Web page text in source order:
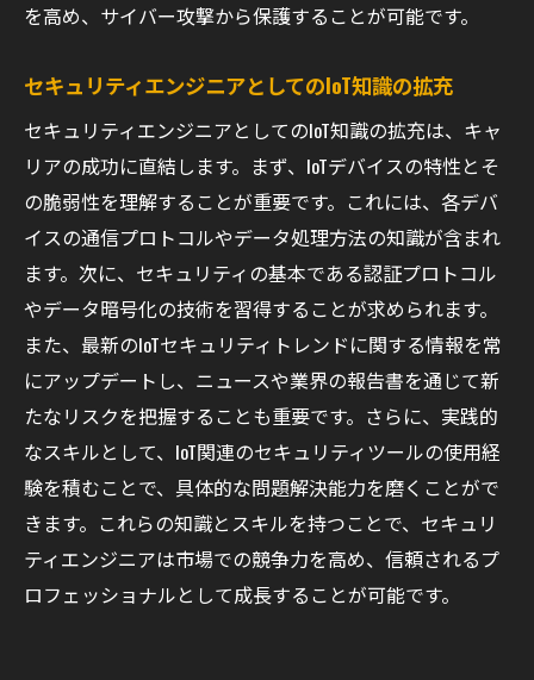
を高め、サイバー攻撃から保護することが可能です。
セキュリティエンジニアとしてのIoT知識の拡充
セキュリティエンジニアとしてのIoT知識の拡充は、キャ
リアの成功に直結します。まず、IoTデバイスの特性とそ
の脆弱性を理解することが重要です。これには、各デバ
イスの通信プロトコルやデータ処理方法の知識が含まれ
ます。次に、セキュリティの基本である認証プロトコル
やデータ暗号化の技術を習得することが求められます。
また、最新のIoTセキュリティトレンドに関する情報を常
にアップデートし、ニュースや業界の報告書を通じて新
たなリスクを把握することも重要です。さらに、実践的
なスキルとして、IoT関連のセキュリティツールの使用経
験を積むことで、具体的な問題解決能力を磨くことがで
きます。これらの知識とスキルを持つことで、セキュリ
ティエンジニアは市場での競争力を高め、信頼されるプ
ロフェッショナルとして成長することが可能です。